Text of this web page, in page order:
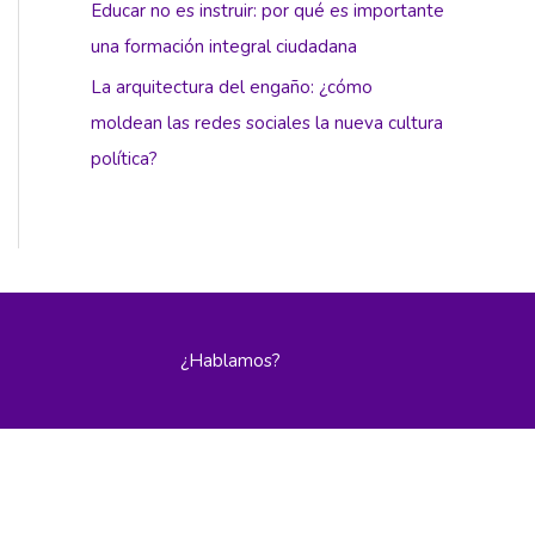
Educar no es instruir: por qué es importante
una formación integral ciudadana
La arquitectura del engaño: ¿cómo
moldean las redes sociales la nueva cultura
política?
¿Hablamos?